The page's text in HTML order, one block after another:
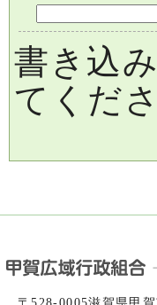
書き込
てくださ